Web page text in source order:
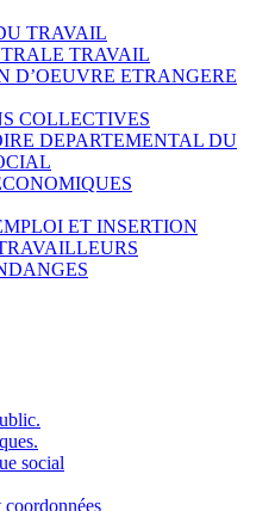
TRAVAIL
TRAVAIL
D’OEUVRE ETRANGERE
COLLECTIVES
DEPARTEMENTAL DU
ET INSERTION
social
coordonnées